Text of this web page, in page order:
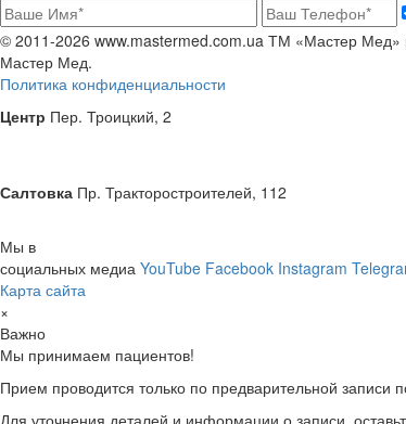
© 2011-2026 www.mastermed.com.ua ТМ «Мастер Мед»
Мастер Мед.
Политика конфиденциальности
Центр Пер. Троицкий, 2
Салтовка Пр. Тракторостроителей, 112
Мы в
социальных медиа YouTube Facebook Instagram
Карта сайта
×
Важно
Мы принимаем пациентов!
Прием проводится только по предварительной записи
Для уточнения деталей и информации о записи,